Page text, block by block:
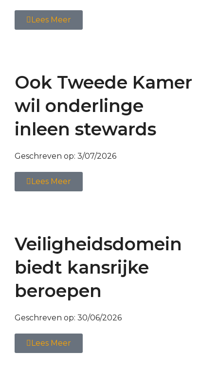
Lees Meer
Ook Tweede Kamer
wil onderlinge
inleen stewards
Geschreven op: 3/07/2026
Lees Meer
Veiligheidsdomein
biedt kansrijke
beroepen
Geschreven op: 30/06/2026
Lees Meer